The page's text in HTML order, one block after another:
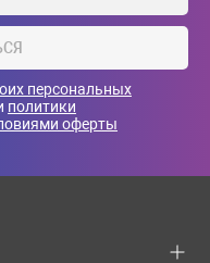
персональных
политики
оферты